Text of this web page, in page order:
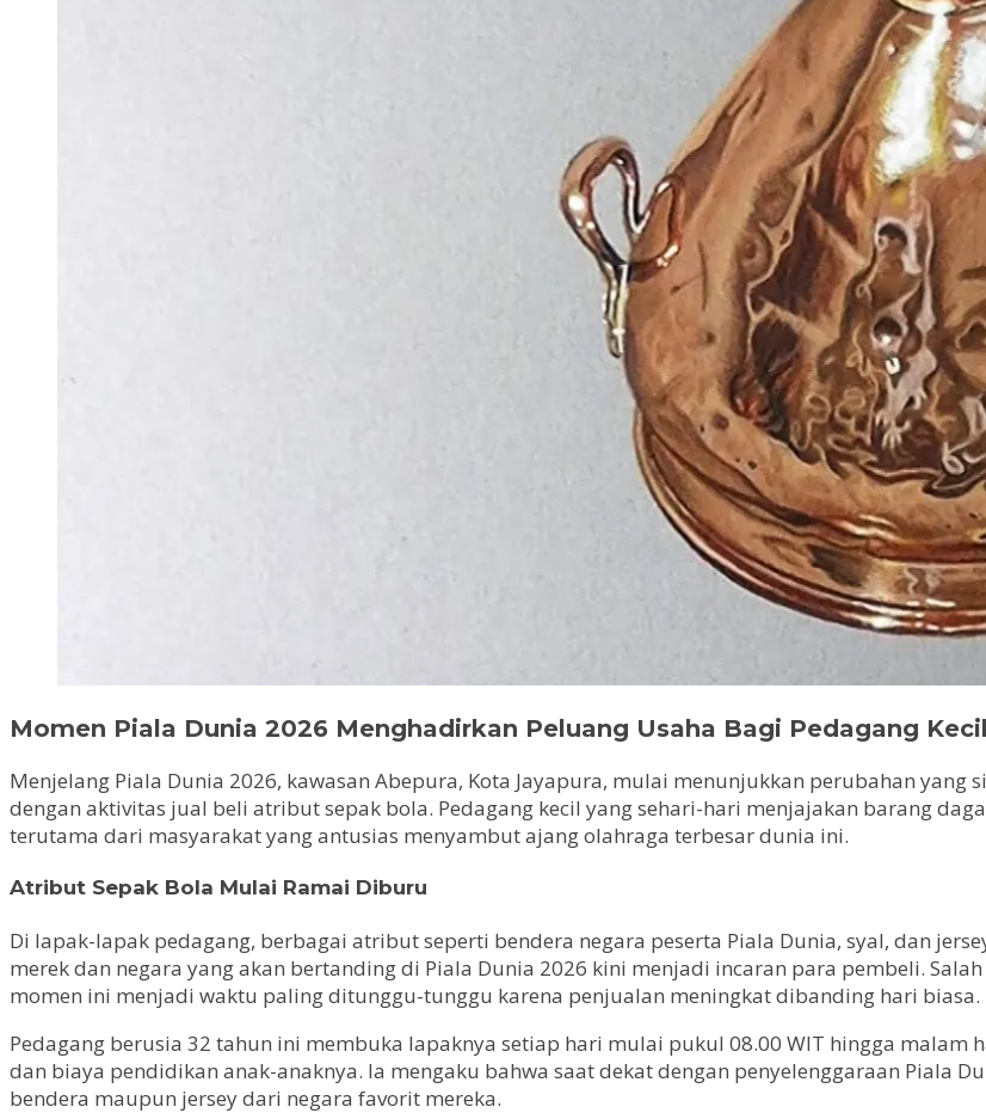
Momen Piala Dunia 2026 Menghadirkan Peluang Usaha Bagi Pedagang
Menjelang Piala Dunia 2026, kawasan Abepura, Kota Jayapura, mulai menunjukkan perubahan
dengan aktivitas jual beli atribut sepak bola. Pedagang kecil yang sehari-hari menjajakan barang
terutama dari masyarakat yang antusias menyambut ajang olahraga terbesar dunia ini.
Atribut Sepak Bola Mulai Ramai Diburu
Di lapak-lapak pedagang, berbagai atribut seperti bendera negara peserta Piala Dunia, syal, dan
merek dan negara yang akan bertanding di Piala Dunia 2026 kini menjadi incaran para pembeli.
momen ini menjadi waktu paling ditunggu-tunggu karena penjualan meningkat dibanding hari biasa.
Pedagang berusia 32 tahun ini membuka lapaknya setiap hari mulai pukul 08.00 WIT hingga
dan biaya pendidikan anak-anaknya. Ia mengaku bahwa saat dekat dengan penyelenggaraan Piala
bendera maupun jersey dari negara favorit mereka.